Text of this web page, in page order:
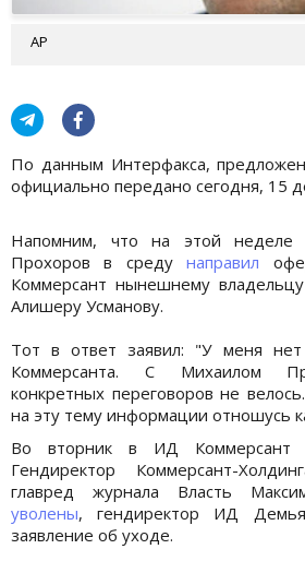
АР
По данным Интерфакса,
официально передано сегодня, 15
Напомним, что на этой неделе
Прохоров в средунаправил
Коммерсант нынешнему
Алишеру Усманову.
Тот в ответ заявил: "У меня
Коммерсанта. С Михаилом
конкретных переговоров не
на эту тему информации отношусь
Во вторник в ИД Коммерсант
Гендиректор Коммерсант-
главред журнала Власть
уволены, гендиректор ИД
заявление об уходе.